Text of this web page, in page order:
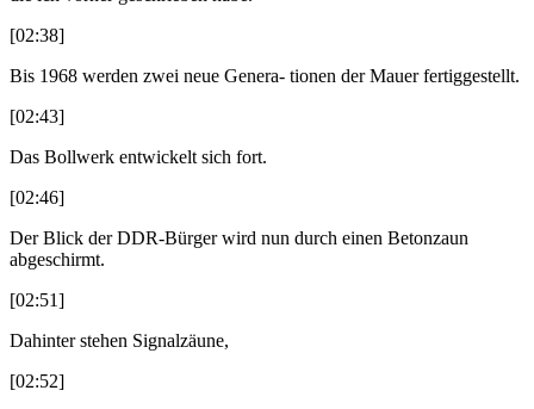
[02:38]
Bis 1968 werden zwei neue Genera- tionen der Mauer fertiggestellt.
[02:43]
Das Bollwerk entwickelt sich fort.
[02:46]
Der Blick der DDR-Bürger wird nun durch einen Betonzaun
abgeschirmt.
[02:51]
Dahinter stehen Signalzäune,
[02:52]